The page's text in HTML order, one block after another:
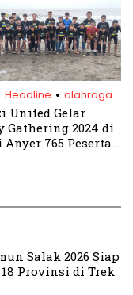
Headline . olahraga
United Gelar
Gathering 2024 di
765 Peserta
Salak 2026 Siap
Provinsi di Trek